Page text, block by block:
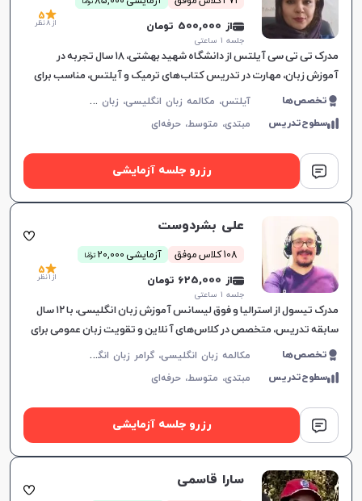
از 500,000 تومان
جلسه ۱ ساعتی
5
از 8 نظر
مدرک تی تی سی آیلتس از دانشگاه شهید بهشتی، ۱۸ سال تجربه در
آموزش زبان، مهارت در تدریس کتاب‌های ترمیک و آیلتس، مناسب برای
تمام سطوح، بهبود سریع در یادگیری.
تخصص‌ها آ
یلتس، مکالمه زبان انگلیسی، زبان انگلیسی عمومی، گرامر زبان انگلیسی، زبان انگلیسی تجاری، زبان انگلیسی آمریکایی، زبان انگلیسی کنکور سراسری، زبان انگلیسی کنکور کاردانی، زبان انگلیسی کنکور ارشد، زبان انگلیسی کنکور دکتری، زبان انگلیسی هفتم دبیرستان، زبان انگلیسی هشتم دبیرستان، زبان انگلیسی نهم دبیرستان، زبان انگلیسی دهم دبیرستان، زبان انگلیسی یازدهم دبیرستان، زبان انگلیسی دوازدهم دبیرستان، تافل، جی آر ای، دولینگو، تولیمو
سطوح‌تدریس مبتدی، متوسط،حرفه‌ای
رزرو جلسه آزمایشی
علی بشردوست
108 کلاس موفق آزمایشی 20,000 توما
ن
از 625,000 تومان
جلسه ۱ ساعتی
5
از 1 نظر
مدرک تیسول از استرالیا و فوق لیسانس آموزش زبان انگلیسی، با ۱۲ سال
سابقه تدریس، متخصص در کلاس‌های آنلاین و تقویت زبان عمومی برای
تمام سطوح، یادگیری موثر را تضمین می‌کند.
تخصص‌ها م
کالمه زبان انگلیسی، گرامر زبان انگلیسی، زبان انگلیسی تجاری، زبان انگلیسی آمریکایی
سطوح‌تدریس مبتدی، متوسط،حرفه‌ای
رزرو جلسه آزمایشی
سارا قاسمی